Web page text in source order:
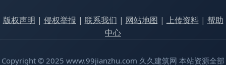
版权声明 | 侵权举报 | 联系我们 | 网站地图 | 上传资料| 帮助
中心
Copyright © 2025 www.99jianzhu.com 久久建筑网 本站资源全部